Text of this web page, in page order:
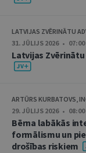
LATVIJAS ZVĒRINĀTU
31. JŪLIJS 2026 • 07:00
Latvijas
ARTŪRS KURBATOVS,
29. JŪLIJS 2026 • 08:00
Bērna labākās
formālismu un
drošības riskiem